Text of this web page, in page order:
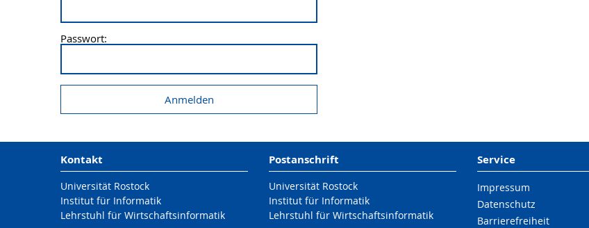
Passwort:
Kontakt
Universität Rostock
Institut für Informatik
Lehrstuhl für Wirtschaftsinformatik
Postanschrift
Universität Rostock
Institut für Informatik
Lehrstuhl für Wirtschaftsinformatik
Service
Impressum
Datenschutz
Barrierefreiheit